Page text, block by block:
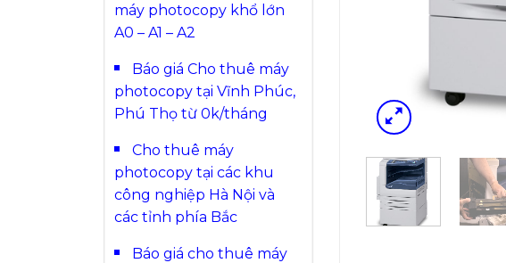
máy photocopy khổ lớn
A0 – A1 – A2
Báo giá Cho thuê máy
photocopy tại Vĩnh Phúc,
Phú Thọ từ 0k/tháng
Cho thuê máy
photocopy tại các khu
công nghiệp Hà Nội và
các tỉnh phía Bắc
Báo giá cho thuê máy